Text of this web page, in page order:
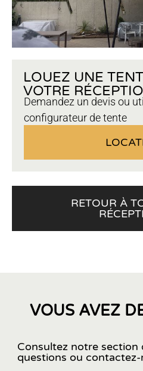
LOUEZ UNE
VOTRE
Demandez un devis ou
configurateur de tente
RETOUR À
VOUS AVEZ
Consultez notre section
questions ou contactez-